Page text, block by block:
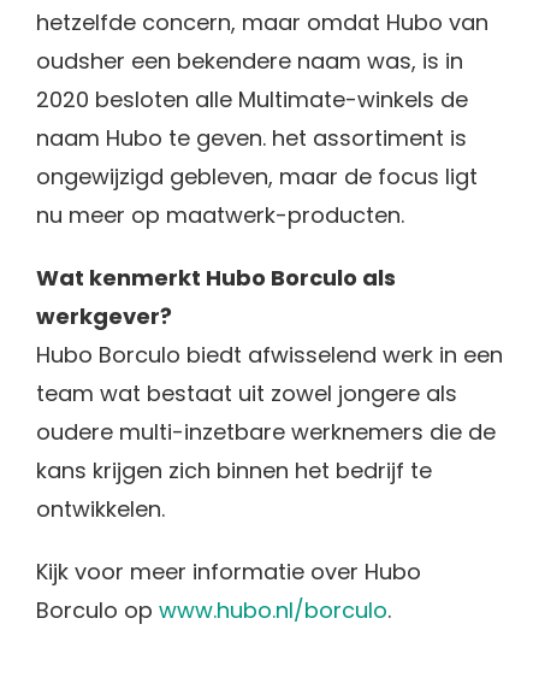
hetzelfde concern, maar omdat Hubo van
oudsher een bekendere naam was, is in
2020 besloten alle Multimate-winkels de
naam Hubo te geven. het assortiment is
ongewijzigd gebleven, maar de focus ligt
nu meer op maatwerk-producten.
Wat kenmerkt Hubo Borculo als
werkgever?
Hubo Borculo biedt afwisselend werk in een
team wat bestaat uit zowel jongere als
oudere multi-inzetbare werknemers die de
kans krijgen zich binnen het bedrijf te
ontwikkelen.
Kijk voor meer informatie over Hubo
Borculo op www.hubo.nl/borculo.